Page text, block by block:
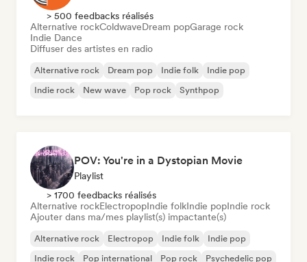
> 500 feedbacks réalisés
Alternative rockColdwaveDream popGarage rock
Indie Dance
Diffuser des artistes en radio
Alternative rock Dream pop Indie folk
Indie pop
Indie rock
New wave Pop rock Synthpop
POV: You're in a Dystopian Movie
Playlist
> 1700 feedbacks réalisés
Alternative rockElectropopIndie folkIndie popIndie rock
Ajouter dans ma/mes playlist(s) impactante(s)
Alternative rock Electropop Indie folk
Indie pop
Indie rock
Pop international Pop rock Psychedelic pop